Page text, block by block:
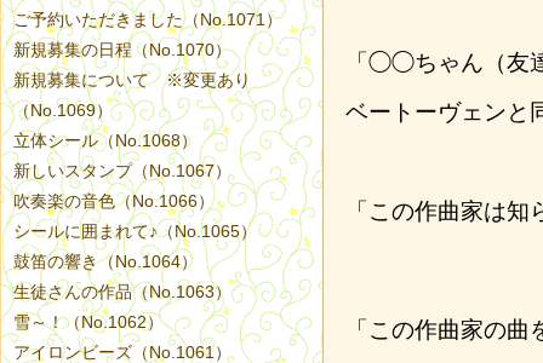
「◯◯ちゃん（友
ベートーヴェンと
「この作曲家は
「この作曲家の
ご予約いただきました（No.1071）
新規募集の日程（No.1070）
新規募集について ※変更あり
（No.1069）
立体シール（No.1068）
新しいスタンプ（No.1067）
吹奏楽の音色（No.1066）
シールに囲まれて♪（No.1065）
鼓笛の響き（No.1064）
生徒さんの作品（No.1063）
雪～！（No.1062）
アイロンビーズ（No.1061）